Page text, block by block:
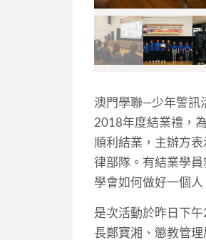
澳門學聯—少年警訊
2018年度結業禮，
順利結業，主辦方
律部隊。有結業學
學會如何做好一個人
是次活動於昨日下
長鄭寶湘、懲教管